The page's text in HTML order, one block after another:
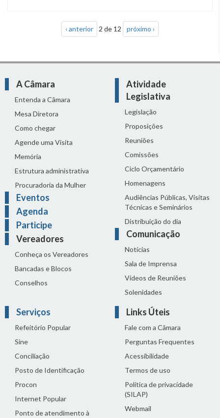
‹ anterior 2 de 12 próximo ›
A Câmara
Entenda a Câmara
Mesa Diretora
Como chegar
Agende uma Visita
Memória
Estrutura administrativa
Procuradoria da Mulher
Eventos
Agenda
Participe
Vereadores
Conheça os Vereadores
Bancadas e Blocos
Conselhos
Atividade
Legislativa
Legislação
Proposições
Reuniões
Comissões
Ciclo Orçamentário
Homenagens
Audiências Públicas, Visitas
Técnicas e Seminários
Distribuição do dia
Comunicação
Notícias
Sala de Imprensa
Vídeos de Reuniões
Solenidades
Serviços
Refeitório Popular
Sine
Conciliação
Posto de Identificação
Procon
Internet Popular
Ponto de atendimento à
Links Úteis
Fale com a Câmara
Perguntas Frequentes
Acessibilidade
Termos de uso
Política de privacidade
(SILAP)
Webmail